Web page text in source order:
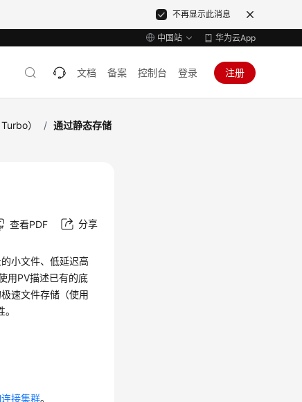
不再显示此消息
中国站 华为云App
文档 备案 控制台 登录 注册
） / 通过静态存储
查看PDF 分享
小文件、低延迟高
用PV描述已有的底
速文件存储（使用
接集群。